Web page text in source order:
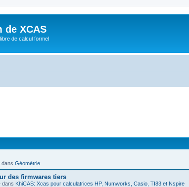
de XCAS
de calcul formel
dans Géométrie
des firmwares tiers
dans KhiCAS: Xcas pour calculatrices HP, Numworks, Casio, TI83 et Nspire